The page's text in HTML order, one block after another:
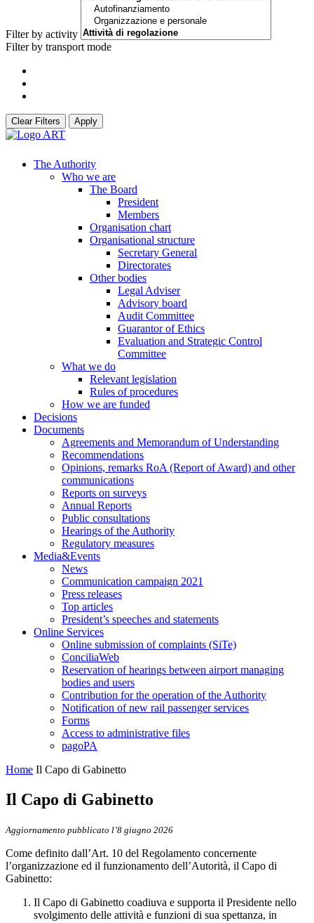
Filter by activity
Filter by transport mode
Clear Filters Apply
The Authority
Who we are
The Board
President
Members
Organisation chart
Organisational structure
Secretary General
Directorates
Other bodies
Legal Adviser
Advisory board
Audit Committee
Guarantor of Ethics
Evaluation and Strategic Control
Committee
What we do
Relevant legislation
Rules of procedures
How we are funded
Decisions
Documents
Agreements and Memorandum of Understanding
Recommendations
Opinions, remarks RoA (Report of Award) and other
communications
Reports on surveys
Annual Reports
Public consultations
Hearings of the Authority
Regulatory measures
Media&Events
News
Communication campaign 2021
Press releases
Top articles
President’s speeches and statements
Online Services
Online submission of complaints (SiTe)
ConciliaWeb
Reservation of hearings between airport managing
bodies and users
Contribution for the operation of the Authority
Notification of new rail passenger services
Forms
Access to administrative files
pagoPA
Home Il Capo di Gabinetto
Il Capo di Gabinetto
Aggiornamento pubblicato l’8 giugno 2026
Come definito dall’Art. 10 del Regolamento concernente
l’organizzazione ed il funzionamento dell’Autorità, il Capo di
Gabinetto:
Il Capo di Gabinetto coadiuva e supporta il Presidente nello
svolgimento delle attività e funzioni di sua spettanza, in